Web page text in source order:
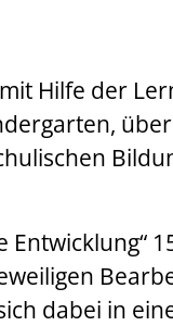
Hilfe der
dabei in